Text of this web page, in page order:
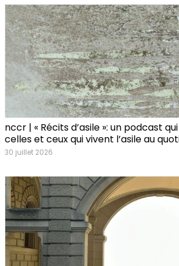
nccr | « Récits d’asile »: un podcast
celles et ceux qui vivent l’asile au
30 juillet 2026